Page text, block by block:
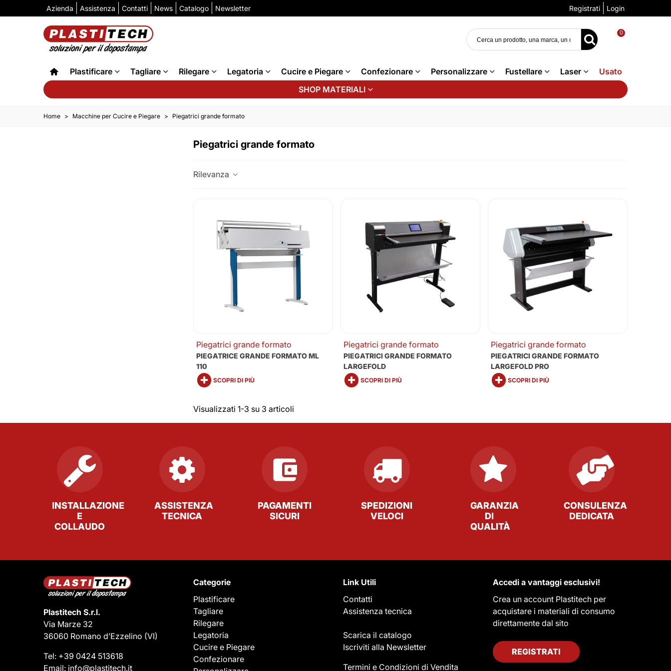
Azienda Assistenza Contatti News Catalogo Newsletter Registrati Login
0
Plastificare Tagliare Rilegare Legatoria Cucire e Piegare Confezionare Personalizzare Fustellare Laser
Usato
SHOP MATERIALI
Home > Macchine per Cucire e Piegare > Piegatrici grande formato
Piegatrici grande formato
Rilevanza
Piegatrici grande formato
PIEGATRICE GRANDE FORMATO ML
110
SCOPRI DI PIÙ
Piegatrici grande formato
PIEGATRICI GRANDE FORMATO
LARGEFOLD
SCOPRI DI PIÙ
Piegatrici grande formato
PIEGATRICI GRANDE FORMATO
LARGEFOLD PRO
SCOPRI DI PIÙ
Visualizzati 1-3 su 3 articoli
INSTALLAZIONE
E
COLLAUDO
ASSISTENZA
TECNICA
PAGAMENTI
SICURI
SPEDIZIONI
VELOCI
GARANZIA
DI
QUALITÀ
CONSULENZA
DEDICATA
Plastitech S.r.l.
Via Marze 32
36060 Romano d’Ezzelino (VI)
Tel: +39 0424 513618
Email: info@plastitech.it
Categorie
Plastificare
Tagliare
Rilegare
Legatoria
Cucire e Piegare
Confezionare
Link Utili
Contatti
Assistenza tecnica
Scarica il catalogo
Iscriviti alla Newsletter
Termini e Condizioni di Vendita
Accedi a vantaggi esclusivi!
Crea un account Plastitech per
acquistare i materiali di consumo
direttamente dal sito
REGISTRATI